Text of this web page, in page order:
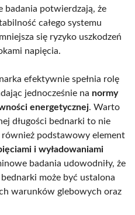
badania potwierdzają, że
całego systemu
się ryzyko uszkodzeń
napięcia.
efektywnie spełnia rolę
jednocześnie na normy
energetycznej. Warto
długości bednarki to nie
podstawowy element
i wyładowaniami
badania udowodniły, że
może być ustalona
warunków glebowych oraz